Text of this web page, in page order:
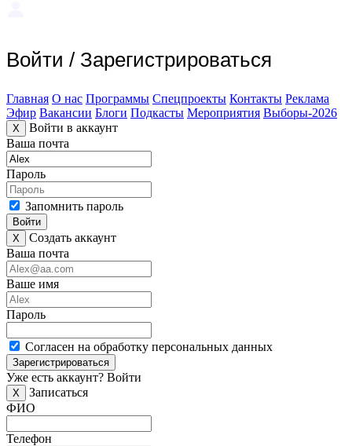
Войти / Зарегистрироваться
Главная О нас Программы Спецпроекты Контакты Реклама
Эфир Вакансии Блоги Подкасты Мероприятия Выборы-2026
X
Войти в аккаунт
Ваша почта
Пароль
Запомнить пароль
Войти
X
Создать аккаунт
Ваша почта
Ваше имя
Пароль
Согласен на обработку персональных данных
Зарегистрироваться
Уже есть аккаунт? Войти
X
Записаться
ФИО
Телефон